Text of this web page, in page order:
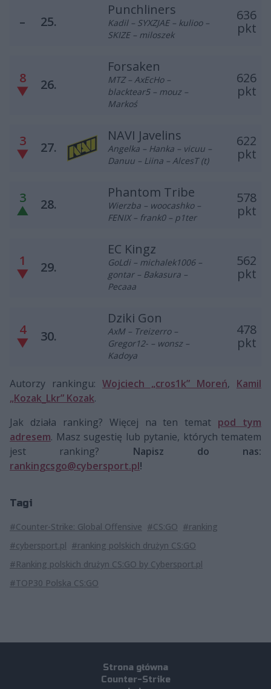
– 25.
Punchliners
Kadil – SYXZJAE – kulioo –
SKIZE – miloszek
636
pkt
8
▼
26.
Forsaken
MTZ – AxEcHo –
blacktear5 – mouz –
Markoś
626
pkt
3
▼
27.
NAVI Javelins
Angelka – Hanka – vicuu –
Danuu – Liina – AlcesT (t)
622
pkt
3
▲
28.
Phantom Tribe
Wierzba – woocashko –
FENIX – frank0 – p1ter
578
pkt
1
▼
29.
EC Kingz
GoLdi – michalek1006 –
gontar – Bakasura –
Pecaaa
562
pkt
4
▼
30.
Dziki Gon
AxM – Treizerro –
Gregor12- – wonsz –
Kadoya
478
pkt
Autorzy rankingu: Wojciech „cros1k” Moreń, Kamil
„Kozak_Lkr” Kozak.
Jak działa ranking? Więcej na ten temat pod tym
adresem. Masz sugestię lub pytanie, których tematem
jest ranking? Napisz do nas:
rankingcsgo@cybersport.pl!
Tagi
#Counter-Strike: Global Offensive #CS:GO #ranking
#cybersport.pl #ranking polskich drużyn CS:GO
#Ranking polskich drużyn CS:GO by Cybersport.pl
#TOP30 Polska CS:GO
Strona główna
Counter-Strike